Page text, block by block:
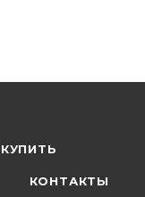
КОНТАКТЫ